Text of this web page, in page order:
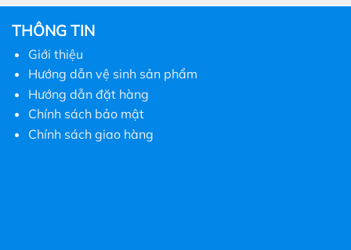
có
THÔNG TIN
Giới thiệu
Hướng dẫn vệ sinh sản phẩm
Hướng dẫn đặt hàng
Chính sách bảo mật
Chính sách giao hàng